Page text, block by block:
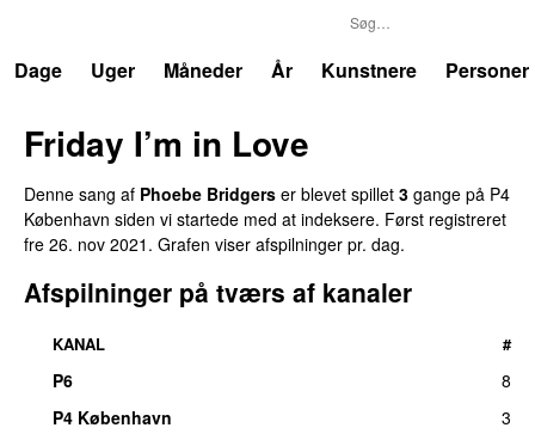
Dage
Uger Måneder År Kunstnere Personer
Friday I’m in Love
Denne sang af Phoebe Bridgers er blevet spillet 3 gange på P4
København siden vi startede med at indeksere. Først registreret
fre 26. nov 2021 . Grafen viser afspilninger pr. dag.
Afspilninger på tværs af kanaler
KANAL #
P6
8
P4 København
3